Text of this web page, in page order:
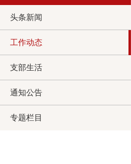
头条新闻
工作动态
支部生活
通知公告
专题栏目